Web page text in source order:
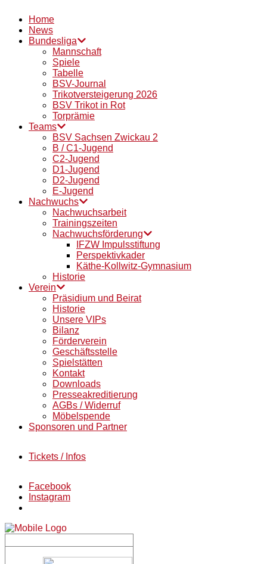
Home
News
Bundesliga
Mannschaft
Spiele
Tabelle
BSV-Journal
Trikotversteigerung 2026
BSV Trikot in Rot
Torprämie
Teams
BSV Sachsen Zwickau 2
B / C1-Jugend
C2-Jugend
D1-Jugend
D2-Jugend
E-Jugend
Nachwuchs
Nachwuchsarbeit
Trainingszeiten
Nachwuchsförderung
IFZW Impulsstiftung
Perspektivkader
Käthe-Kollwitz-Gymnasium
Historie
Verein
Präsidium und Beirat
Historie
Unsere VIPs
Bilanz
Förderverein
Geschäftsstelle
Spielstätten
Kontakt
Downloads
Presseakreditierung
AGBs / Widerruf
Möbelspende
Sponsoren und Partner
Tickets / Infos
Facebook
Instagram